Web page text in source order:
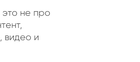
это не про
видео и